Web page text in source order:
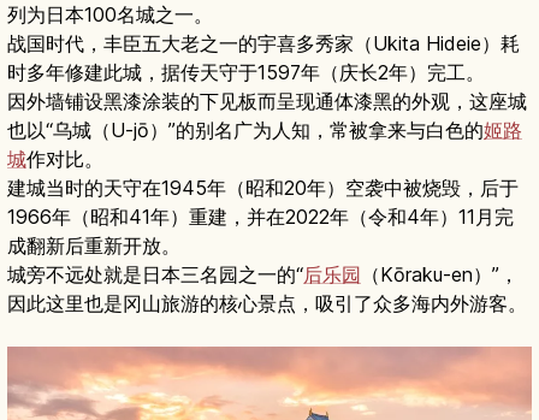
列为日本100名城之一。
战国时代，丰臣五大老之一的宇喜多秀家（Ukita Hideie）耗
时多年修建此城，据传天守于1597年（庆长2年）完工。
因外墙铺设黑漆涂装的下见板而呈现通体漆黑的外观，这座城
也以“乌城（U-jō）”的别名广为人知，常被拿来与白色的姬路
城作对比。
建城当时的天守在1945年（昭和20年）空袭中被烧毁，后于
1966年（昭和41年）重建，并在2022年（令和4年）11月完
成翻新后重新开放。
城旁不远处就是日本三名园之一的“后乐园 （Kōraku-en）”，
因此这里也是冈山旅游的核心景点，吸引了众多海内外游客。